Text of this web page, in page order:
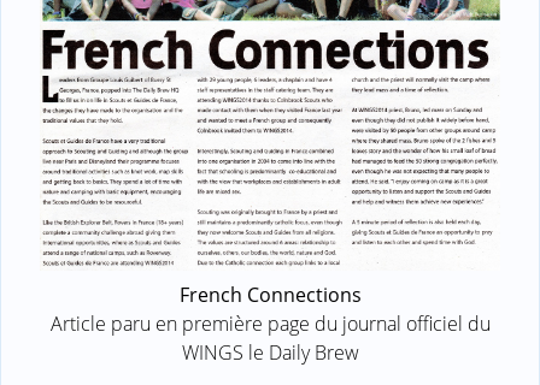
French Connections
Article paru en première page du journal officiel du
WINGS le Daily Brew